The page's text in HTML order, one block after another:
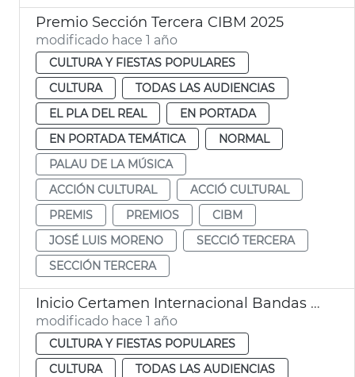
Premio Sección Tercera CIBM 2025
modificado hace 1 año
CULTURA Y FIESTAS POPULARES
CULTURA
TODAS LAS AUDIENCIAS
EL PLA DEL REAL
EN PORTADA
EN PORTADA TEMÁTICA
NORMAL
PALAU DE LA MÚSICA
ACCIÓN CULTURAL
ACCIÓ CULTURAL
PREMIS
PREMIOS
CIBM
JOSÉ LUIS MORENO
SECCIÓ TERCERA
SECCIÓN TERCERA
Inicio Certamen Internacional Bandas Música València
modificado hace 1 año
CULTURA Y FIESTAS POPULARES
CULTURA
TODAS LAS AUDIENCIAS